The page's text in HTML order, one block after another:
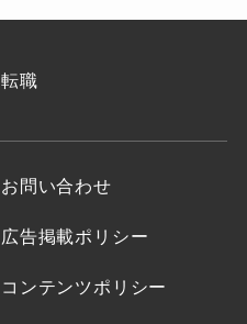
転職
お問い合わせ
広告掲載ポリシー
コンテンツポリシー